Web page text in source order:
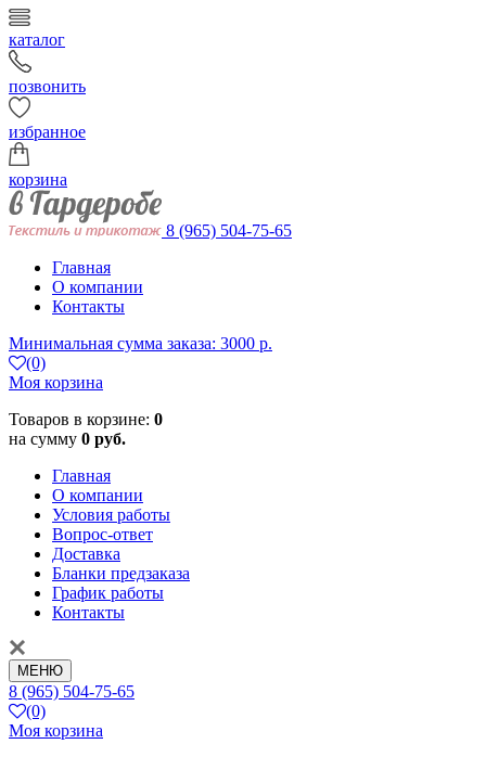
каталог
позвонить
избранное
корзина
8 (965) 504-75-65
Главная
О компании
Контакты
Минимальная сумма заказа: 3000 р.
(0)
Моя корзина
Товаров в корзине: 0
на сумму 0 руб.
Главная
О компании
Условия работы
Вопрос-ответ
Доставка
Бланки предзаказа
График работы
Контакты
МЕНЮ
8 (965) 504-75-65
(0)
Моя корзина